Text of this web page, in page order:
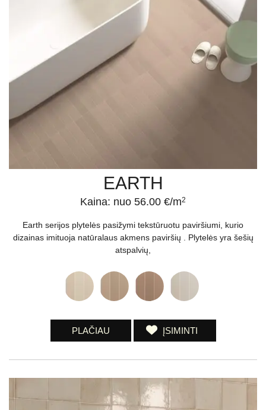
EARTH
Kaina: nuo 56.00 €/m2
Earth serijos plytelės pasižymi tekstūruotu paviršiumi, kurio
dizainas imituoja natūralaus akmens paviršių . Plytelės yra šešių
atspalvių,
PLAČIAU ĮSIMINTI